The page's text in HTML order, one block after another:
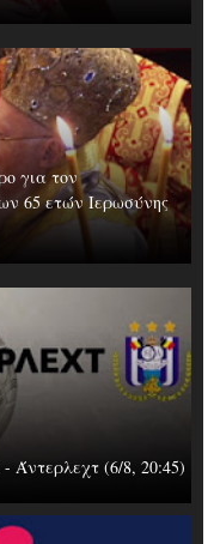
για τον
65 ετών Ιερωσύνης
Άντερλεχτ (6/8, 20:45)